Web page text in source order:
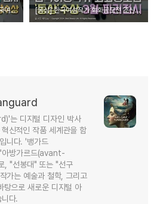
[해외전시] 조신아 박사 제2회 한국여성작가 공모전 수상 전시회 파리 Galerie89에서 열려 [동상] 한국여성작가 회화공모전 조신아 박사 3월 프랑스 파리전시
는 디지털 디자인 박사
신적인 작품 세계관을 함
니다. '뱅가드
방가르드(avant-
, "선봉대" 또는 "선구
가는 예술과 철학, 그리고
탕으로 새로운 디지털 아
다.